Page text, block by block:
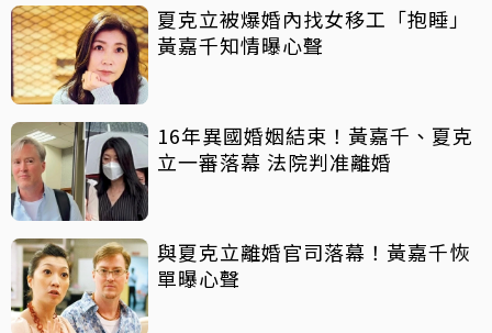
夏克立被爆婚內找女移工「抱睡」
黃嘉千知情曝心聲
16年異國婚姻結束！黃嘉千、夏克
立一審落幕 法院判准離婚
與夏克立離婚官司落幕！黃嘉千恢
單曝心聲